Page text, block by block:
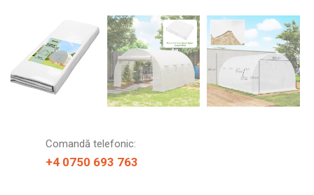
Comandă telefonic:
+4 0750 693 763